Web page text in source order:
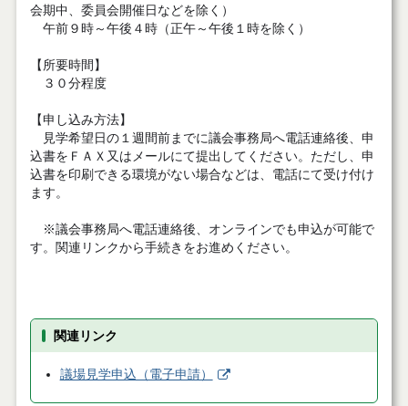
会期中、委員会開催日などを除く）
午前９時～午後４時（正午～午後１時を除く）
【所要時間】
３０分程度
【申し込み方法】
見学希望日の１週間前までに議会事務局へ電話連絡後、申
込書をＦＡＸ又はメールにて提出してください。ただし、申
込書を印刷できる環境がない場合などは、電話にて受け付け
ます。
※議会事務局へ電話連絡後、オンラインでも申込が可能で
す。関連リンクから手続きをお進めください。
関連リンク
議場見学申込（電子申請）